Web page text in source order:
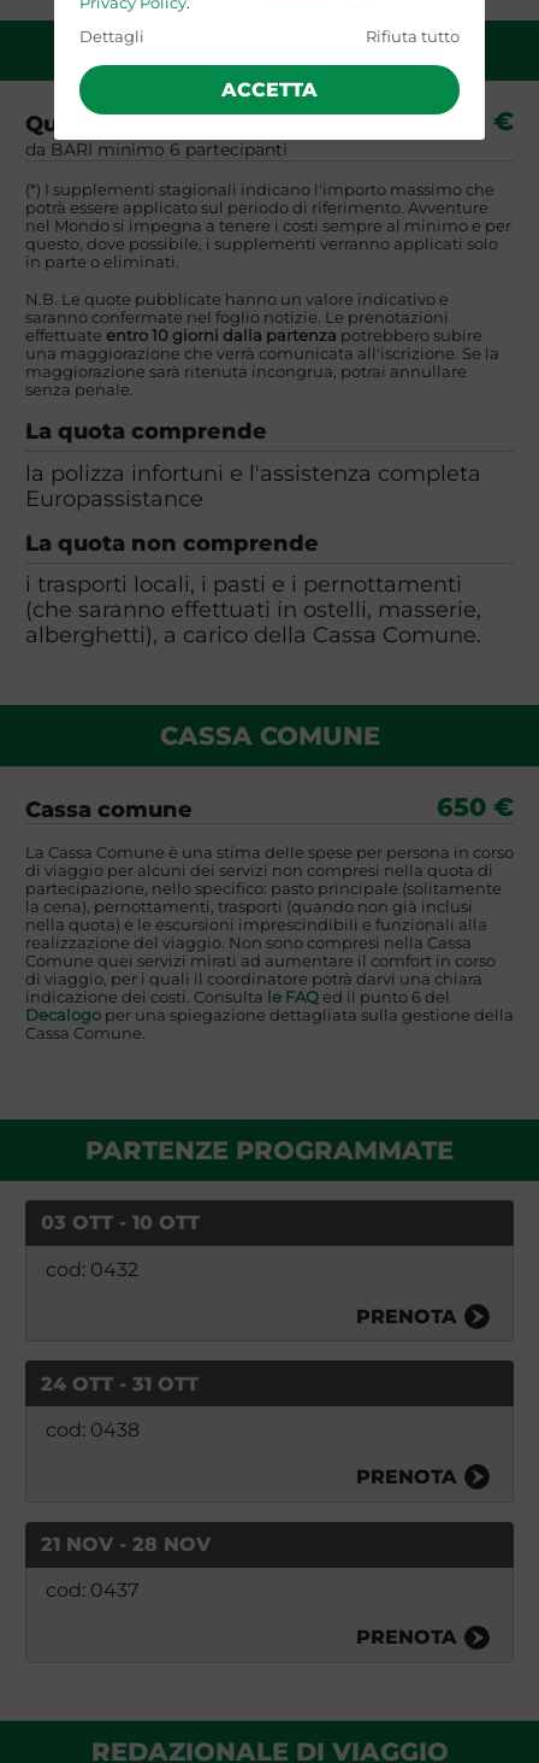
Dettagli
Rifiuta tutto
ACCETTA
QUOTA DI PARTECIPAZIONE
Quota base
da BARI minimo 6 partecipanti
185 €
(*) I supplementi stagionali indicano l'importo massimo che
potrà essere applicato sul periodo di riferimento. Avventure
nel Mondo si impegna a tenere i costi sempre al minimo e per
questo, dove possibile, i supplementi verranno applicati solo
in parte o eliminati.
N.B. Le quote pubblicate hanno un valore indicativo e
saranno confermate nel foglio notizie. Le prenotazioni
effettuate entro 10 giorni dalla partenza potrebbero subire
una maggiorazione che verrà comunicata all'iscrizione. Se la
maggiorazione sarà ritenuta incongrua, potrai annullare
senza penale.
La quota comprende
la polizza infortuni e l'assistenza completa
Europassistance
La quota non comprende
i trasporti locali, i pasti e i pernottamenti
(che saranno effettuati in ostelli, masserie,
alberghetti), a carico della Cassa Comune.
CASSA COMUNE
Cassa comune 650 €
La Cassa Comune è una stima delle spese per persona in corso
di viaggio per alcuni dei servizi non compresi nella quota di
partecipazione, nello specifico: pasto principale (solitamente
la cena), pernottamenti, trasporti (quando non già inclusi
nella quota) e le escursioni imprescindibili e funzionali alla
realizzazione del viaggio. Non sono compresi nella Cassa
Comune quei servizi mirati ad aumentare il comfort in corso
di viaggio, per i quali il coordinatore potrà darvi una chiara
indicazione dei costi. Consulta le FAQed il punto 6 del
Decalogoper una spiegazione dettagliata sulla gestione della
Cassa Comune.
PARTENZE PROGRAMMATE
03 OTT - 10 OTT
cod: 0432
PRENOTA
24 OTT - 31 OTT
cod: 0438
PRENOTA
21 NOV - 28 NOV
cod: 0437
PRENOTA
REDAZIONALE DI VIAGGIO